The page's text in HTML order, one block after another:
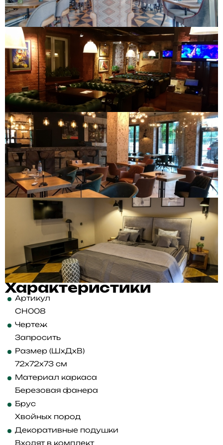
Характеристики
Артикул
CH008
Чертеж
Запросить
Размер (ШхДхВ)
72x72x73 см
Материал каркаса
Березовая фанера
Брус
Хвойных пород
Декоративные подушки
Входят в комплект